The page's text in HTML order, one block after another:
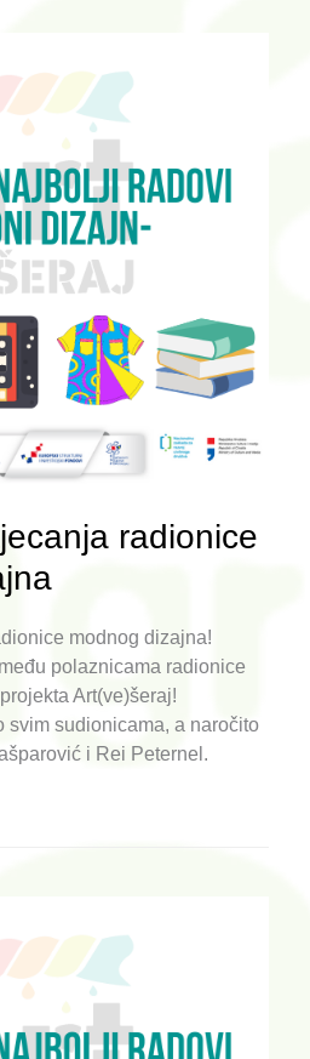
radionice
modnog dizajna!
polaznicama radionice
Art(ve)šeraj!
svim sudionicama, a naročito
i Rei Peternel.